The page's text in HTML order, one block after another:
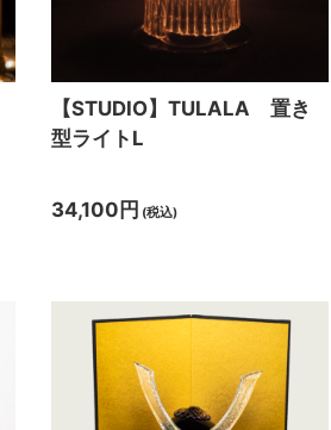
【STUDIO】TULALA 置き
型ライトL
34,100円 (税込)